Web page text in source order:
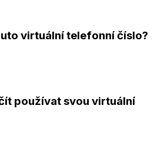
virtuální telefonní číslo?
používat svou virtuální